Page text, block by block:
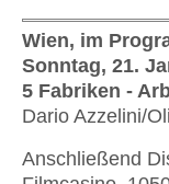
Wien, im
Sonntag, 21.
5 Fabriken -
Dario Azzelini/
Anschließend